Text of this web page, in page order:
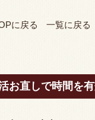
に戻る 一覧に戻る
お直しで時間を